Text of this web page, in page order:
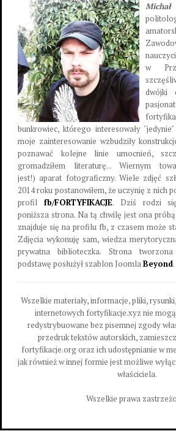
w
dwójki
bunkrowiec, którego interesowały
moje zainteresowanie wzbudziły
poznawać kolejne linie umocnień,
gromadziłem literaturę... Wiernym
jest!) aparat fotograficzny. Wiele zdjęć
2014 roku postanowiłem, że uczynię z nich
profil fb/FORTYFIKACJE. Dziś rodzi
poniższa strona. Na tą chwilę jest ona
znajduje się na profilu fb, z czasem może
Zdjęcia wykonuję sam, wiedza
prywatna biblioteczka. Strona
podstawę posłużył szablon JoomlaBeyond
Wszelkie materiały, informacje, pliki,
internetowych fortyfikacje.xyz nie
redystrybuowane bez pisemnej zgody
przedruk tekstów autorskich,
fortyfikacje.org oraz ich udostępnianie w
jak również w innej formie jest możliwe
właściciela.
Wszelkie prawa